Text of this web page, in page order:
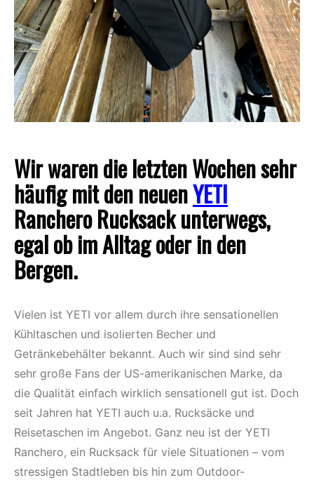
Wir waren die letzten Wochen sehr
häufig mit den neuenYETI
Ranchero Rucksack unterwegs,
egal ob im Alltag oder in den
Bergen.
Vielen ist YETI vor allem durch ihre sensationellen
Kühltaschen und isolierten Becher und
Getränkebehälter bekannt. Auch wir sind sind sehr
sehr große Fans der US-amerikanischen Marke, da
die Qualität einfach wirklich sensationell gut ist. Doch
seit Jahren hat YETI auch u.a. Rucksäcke und
Reisetaschen im Angebot. Ganz neu ist der YETI
Ranchero, ein Rucksack für viele Situationen – vom
stressigen Stadtleben bis hin zum Outdoor-